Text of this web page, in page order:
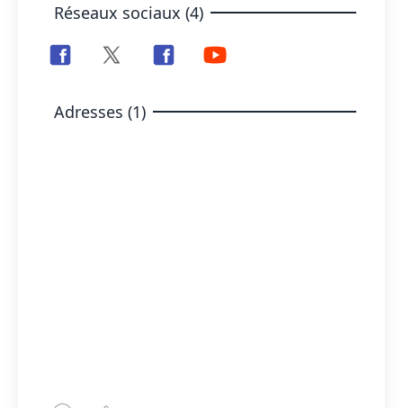
Réseaux sociaux (4)
Adresses (1)